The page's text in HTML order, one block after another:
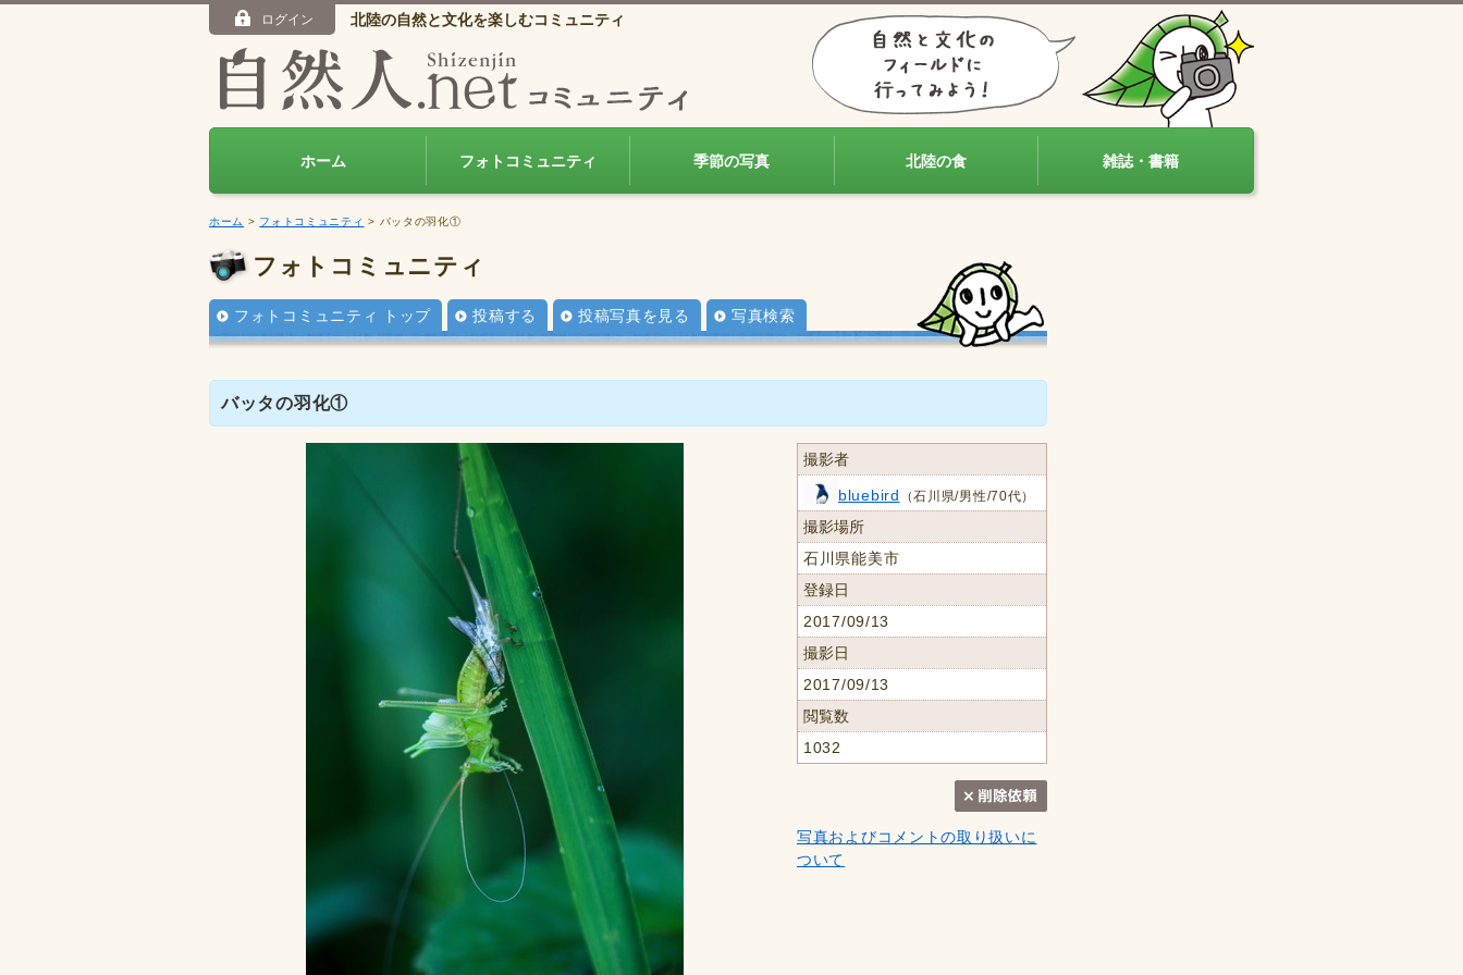
ログイン 北陸の自然と文化を楽しむコミュニティ
ホーム フォトコミュニティ 季節の写真 北陸の食 雑誌・書籍
ホーム > フォトコミュニティ > バッタの羽化①
フォトコミュニティ
フォトコミュニティ トップ 投稿する 投稿写真を見る 写真検索
バッタの羽化①
撮影者
bluebird （石川県/男性/70代）
撮影場所
石川県能美市
登録日
2017/09/13
撮影日
2017/09/13
閲覧数
1032
写真およびコメントの取り扱いに
ついて